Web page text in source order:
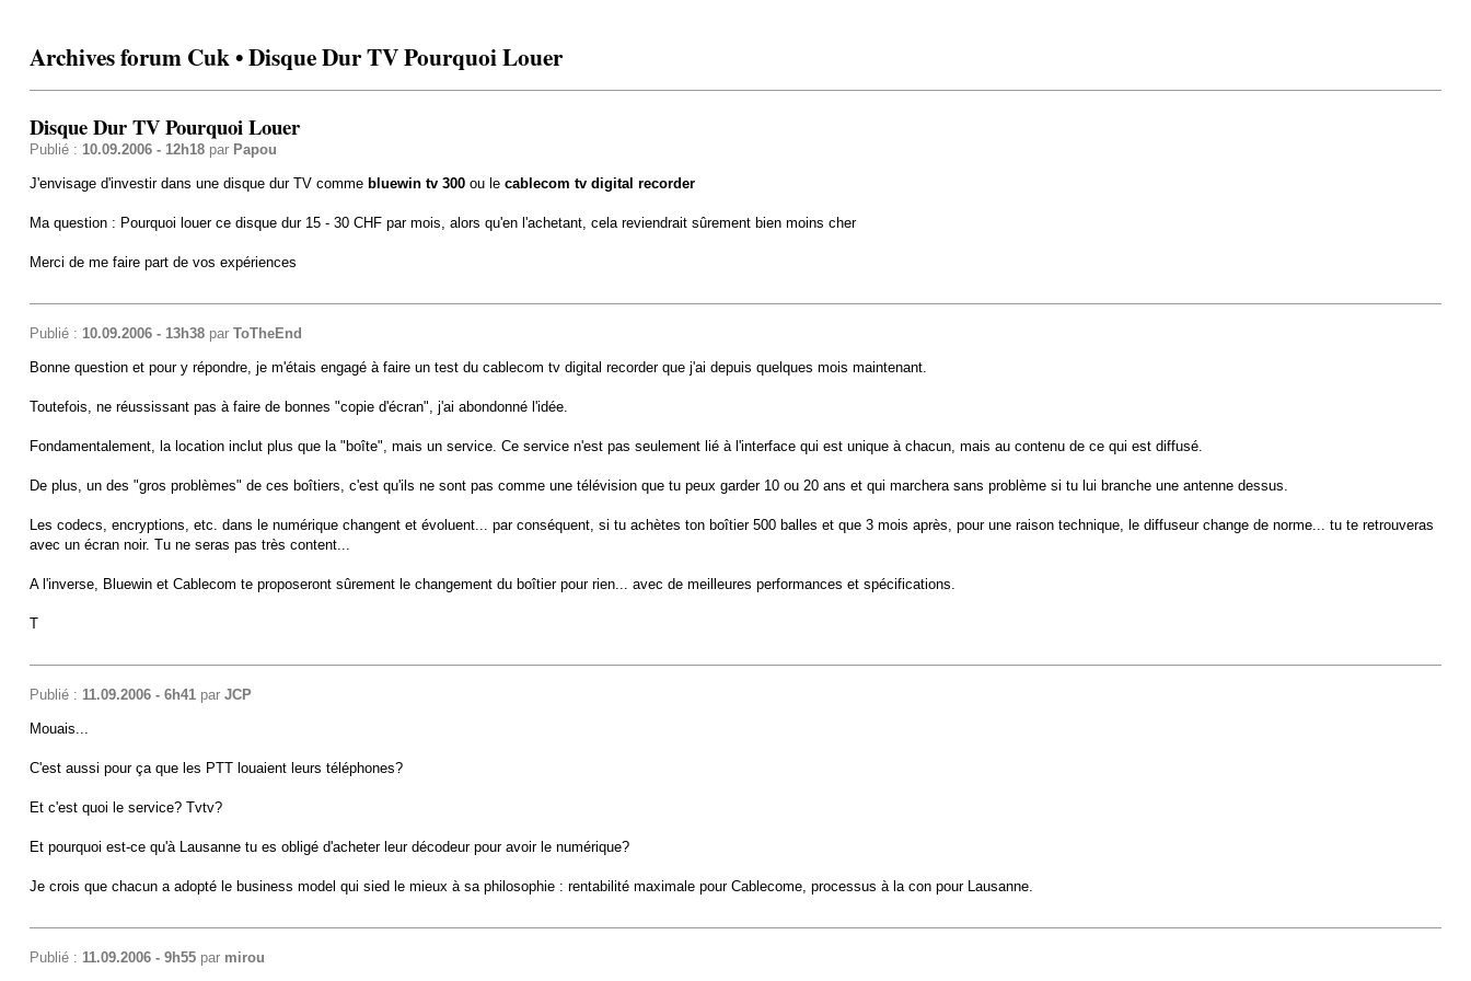
Archives forum Cuk • Disque Dur TV Pourquoi Louer
Disque Dur TV Pourquoi Louer
Publié : 10.09.2006 - 12h18par Papou
J'envisage d'investir dans une disque dur TV comme bluewin tv 300ou le cablecom tv digital recorder
Ma question : Pourquoi louer ce disque dur 15 - 30 CHF par mois, alors qu'en l'achetant, cela reviendrait sûrement bien moins cher
Merci de me faire part de vos expériences
Publié : 10.09.2006 - 13h38par ToTheEnd
Bonne question et pour y répondre, je m'étais engagé à faire un test du cablecom tv digital recorder que j'ai depuis quelques mois maintenant.
Toutefois, ne réussissant pas à faire de bonnes "copie d'écran", j'ai abondonné l'idée.
Fondamentalement, la location inclut plus que la "boîte", mais un service. Ce service n'est pas seulement lié à l'interface qui est unique à chacun, mais au contenu de ce qui est diffusé.
De plus, un des "gros problèmes" de ces boîtiers, c'est qu'ils ne sont pas comme une télévision que tu peux garder 10 ou 20 ans et qui marchera sans problème si tu lui branche une antenne dessus.
Les codecs, encryptions, etc. dans le numérique changent et évoluent... par conséquent, si tu achètes ton boîtier 500 balles et que 3 mois après, pour une raison technique, le diffuseur change de norme... tu te retrouveras
avec un écran noir. Tu ne seras pas très content...
A l'inverse, Bluewin et Cablecom te proposeront sûrement le changement du boîtier pour rien... avec de meilleures performances et spécifications.
T
Publié : 11.09.2006 - 6h41par JCP
Mouais...
C'est aussi pour ça que les PTT louaient leurs téléphones?
Et c'est quoi le service? Tvtv?
Et pourquoi est-ce qu'à Lausanne tu es obligé d'acheter leur décodeur pour avoir le numérique?
Je crois que chacun a adopté le business model qui sied le mieux à sa philosophie : rentabilité maximale pour Cablecome, processus à la con pour Lausanne.
Publié : 11.09.2006 - 9h55par mirou